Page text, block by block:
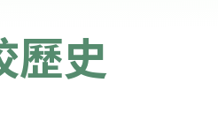
歷史